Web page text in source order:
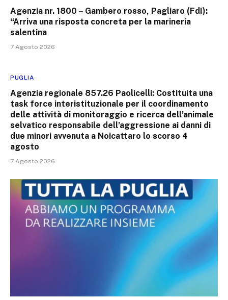
Agenzia nr. 1800 – Gambero rosso, Pagliaro (FdI):
“Arriva una risposta concreta per la marineria
salentina
7 Agosto 2026
PUGLIA
Agenzia regionale 857.26 Paolicelli: Costituita una
task force interistituzionale per il coordinamento
delle attività di monitoraggio e ricerca dell’animale
selvatico responsabile dell’aggressione ai danni di
due minori avvenuta a Noicattaro lo scorso 4
agosto
7 Agosto 2026